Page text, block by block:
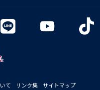
て リンク集
サイトマップ